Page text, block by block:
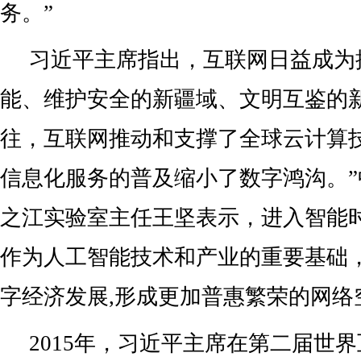
务。”
习近平主席指出，互联网日益成
能、维护安全的新疆域、文明互鉴的
往，互联网推动和支撑了全球云计算
信息化服务的普及缩小了数字鸿沟。
之江实验室主任王坚表示，进入智能
作为人工智能技术和产业的重要基础
字经济发展,形成更加普惠繁荣的网络
2015年，习近平主席在第二届世